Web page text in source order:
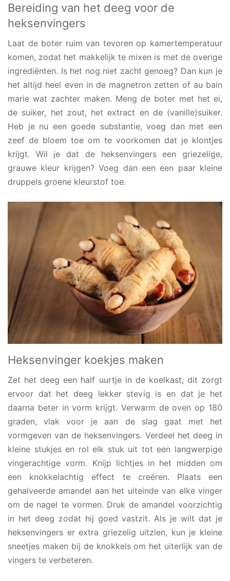
Bereiding van het deeg voor de
heksenvingers
Laat de boter ruim van tevoren op kamertemperatuur
komen, zodat het makkelijk te mixen is met de overige
ingrediënten. Is het nog niet zacht genoeg? Dan kun je
het altijd heel even in de magnetron zetten of au bain
marie wat zachter maken. Meng de boter met het ei,
de suiker, het zout, het extract en de (vanille)suiker.
Heb je nu een goede substantie, voeg dan met een
zeef de bloem toe om te voorkomen dat je klontjes
krijgt. Wil je dat de heksenvingers een griezelige,
grauwe kleur krijgen? Voeg dan een een paar kleine
druppels groene kleurstof toe.
Heksenvinger koekjes maken
Zet het deeg een half uurtje in de koelkast; dit zorgt
ervoor dat het deeg lekker stevig is en dat je het
daarna beter in vorm krijgt. Verwarm de oven op 180
graden, vlak voor je aan de slag gaat met het
vormgeven van de heksenvingers. Verdeel het deeg in
kleine stukjes en rol elk stuk uit tot een langwerpige
vingerachtige vorm. Knijp lichtjes in het midden om
een knokkelachtig effect te creëren. Plaats een
gehalveerde amandel aan het uiteinde van elke vinger
om de nagel te vormen. Druk de amandel voorzichtig
in het deeg zodat hij goed vastzit. Als je wilt dat je
heksenvingers er extra griezelig uitzien, kun je kleine
sneetjes maken bij de knokkels om het uiterlijk van de
vingers te verbeteren.